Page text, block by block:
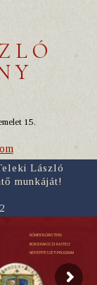
15.
László
munkáját!
RÓMER FLÓRIS TERV
BORSI RÁKÓCZI-KASTÉLY
NÉPI ÉPÍTÉSZETI PROGRAM